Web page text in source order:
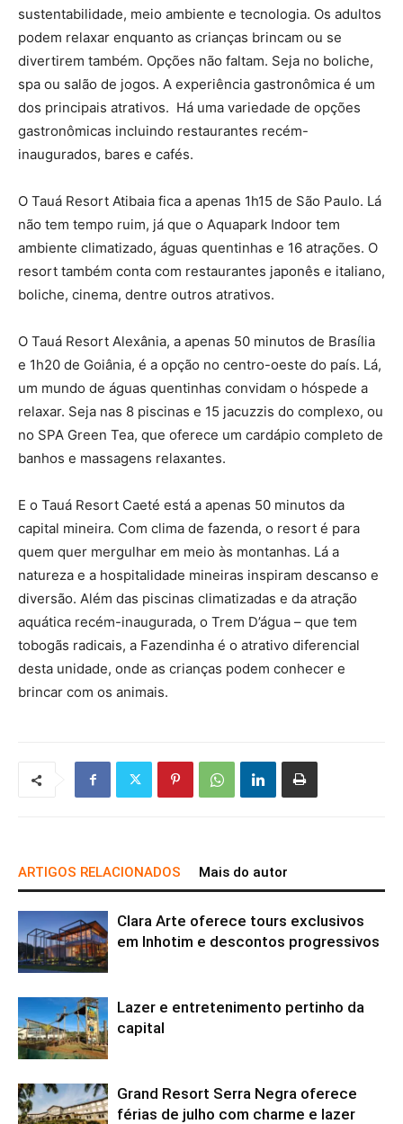
sustentabilidade, meio ambiente e tecnologia. Os adultos
podem relaxar enquanto as crianças brincam ou se
divertirem também. Opções não faltam. Seja no boliche,
spa ou salão de jogos. A experiência gastronômica é um
dos principais atrativos. Há uma variedade de opções
gastronômicas incluindo restaurantes recém-
inaugurados, bares e cafés.
O Tauá Resort Atibaia fica a apenas 1h15 de São Paulo. Lá
não tem tempo ruim, já que o Aquapark Indoor tem
ambiente climatizado, águas quentinhas e 16 atrações. O
resort também conta com restaurantes japonês e italiano,
boliche, cinema, dentre outros atrativos.
O Tauá Resort Alexânia, a apenas 50 minutos de Brasília
e 1h20 de Goiânia, é a opção no centro-oeste do país. Lá,
um mundo de águas quentinhas convidam o hóspede a
relaxar. Seja nas 8 piscinas e 15 jacuzzis do complexo, ou
no SPA Green Tea, que oferece um cardápio completo de
banhos e massagens relaxantes.
E o Tauá Resort Caeté está a apenas 50 minutos da
capital mineira. Com clima de fazenda, o resort é para
quem quer mergulhar em meio às montanhas. Lá a
natureza e a hospitalidade mineiras inspiram descanso e
diversão. Além das piscinas climatizadas e da atração
aquática recém-inaugurada, o Trem D’água – que tem
tobogãs radicais, a Fazendinha é o atrativo diferencial
desta unidade, onde as crianças podem conhecer e
brincar com os animais.
ARTIGOS RELACIONADOS Mais do autor
Clara Arte oferece tours exclusivos
em Inhotim e descontos progressivos
Lazer e entretenimento pertinho da
capital
Grand Resort Serra Negra oferece
férias de julho com charme e lazer